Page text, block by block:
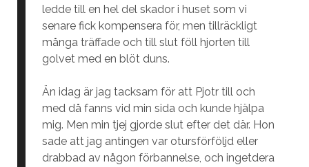
ledde till en hel del skador i huset som vi
senare fick kompensera för, men tillräckligt
många träffade och till slut föll hjorten till
golvet med en blöt duns.
Än idag är jag tacksam för att Pjotr till och
med då fanns vid min sida och kunde hjälpa
mig. Men min tjej gjorde slut efter det där. Hon
sade att jag antingen var otursförföljd eller
drabbad av någon förbannelse, och ingetdera